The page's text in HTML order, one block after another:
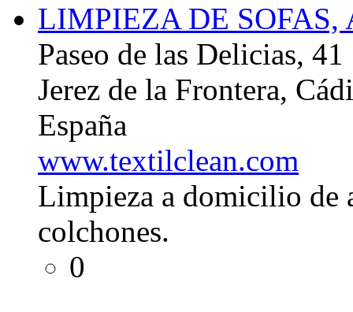
LIMPIEZA DE SOFAS,
Paseo de las Delicias, 41
Jerez de la Frontera,
España
www.textilclean.com
Limpieza a domicilio de
colchones.
0